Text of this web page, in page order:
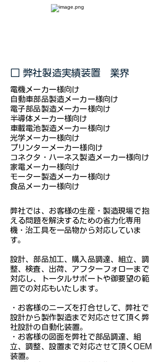
​□ 弊社製造実績装置 業界
電機メーカー様向け
自動車部品製造メーカー様向け
電子部品製造メーカー様向け
半導体メーカー様向け
車載電池製造メーカー様向け
光学メーカー様向け
プリンターメーカー様向け
コネクタ・ハーネス製造メーカー様向け
家電メーカー様向け
モーター製造メーカー様向け
食品メーカー様向け
弊社では、お客様の生産・製造現場で抱
える問題を解決するための省力化専用
機・治工具を一品物から対応していま
す。
設計、部品加工、購入品調達、組立、調
整、検査、出荷、アフターフォローまで
対応し、トータルサポートや御要望の範
囲での対応もいたします。
・お客様のニーズを打合せして、弊社で
設計から製作製造まで対応させて頂く弊
社設計の自動化装置。
・お客様の図面を弊社で部品調達、組
立、調整、設置まで対応させて頂くOEM
装置。